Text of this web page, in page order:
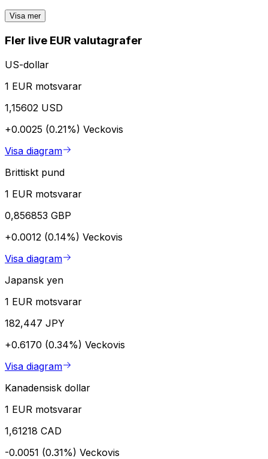
Visa mer
Fler live EUR valutagrafer
US-dollar
1 EUR motsvarar
1,15602 USD
+0.0025 (0.21%) Veckovis
Visa diagram
Brittiskt pund
1 EUR motsvarar
0,856853 GBP
+0.0012 (0.14%) Veckovis
Visa diagram
Japansk yen
1 EUR motsvarar
182,447 JPY
+0.6170 (0.34%) Veckovis
Visa diagram
Kanadensisk dollar
1 EUR motsvarar
1,61218 CAD
-0.0051 (0.31%) Veckovis